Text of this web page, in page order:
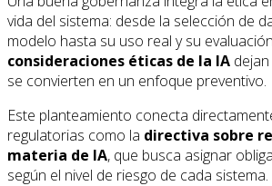
vida del sistema: desde la selección de
modelo hasta su uso real y su
consideraciones éticas de la IA
se convierten en un enfoque preventivo.
Este planteamiento conecta
regulatorias como la directiva sobre
materia de IA, que busca asignar
según el nivel de riesgo de cada sistema.